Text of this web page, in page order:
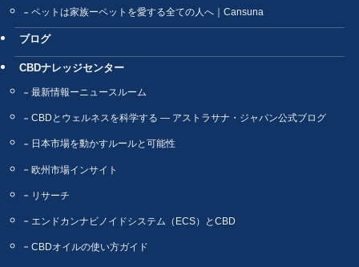
ペットは家族ーペットを愛する全ての人へ｜Cansuna
ブログ
CBDナレッジセンター
最新情報ーニュースルーム
CBDとウェルネスを科学する ― アストラサナ・ジャパン公式ブログ
日本市場を動かすルールと可能性
欧州市場インサイト
リサーチ
エンドカンナビノイドシステム（ECS）とCBD
CBDオイルの使い方ガイド